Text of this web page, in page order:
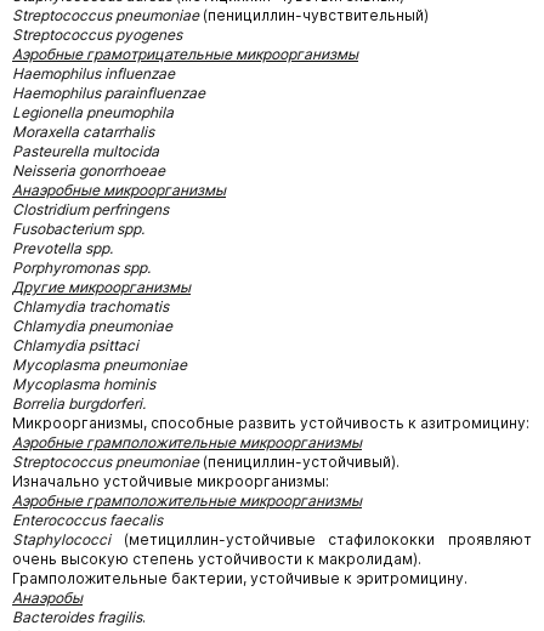
Streptococcus pneumoniae(пенициллин-чувствительный)
Streptococcus pyogenes
Аэробные грамотрицательные микроорганизмы
Haemophilus influenzaе
Haemophilus parainfluenzae
Legionella pneumophila
Moraxella catarrhalis
Pasteurella multocida
Neisseria gonorrhoeae
Анаэробные микроорганизмы
Clostridium perfringens
Fusobacterium spp.
Prevotella spp.
Porphyromonas spp.
Другие микроорганизмы
Chlamydia trachomatis
Chlamydia pneumoniaе
Chlamydia psittaci
Mycoplasma pneumoniaе
Mycoplasma hominis
Borrelia burgdorferi.
Микроорганизмы, способные развить устойчивость к азитромицину:
Аэробные грамположительные микроорганизмы
Streptococcus pneumoniae(пенициллин-устойчивый).
Изначально устойчивые микроорганизмы:
Аэробные грамположительные микроорганизмы
Enterococcus faecalis
Staphylococci(метициллин-устойчивые cтафилококки проявляют
очень высокую степень устойчивости к макролидам).
Грамположительные бактерии, устойчивые к эритромицину.
Анаэробы
Bacteroides fragilis.